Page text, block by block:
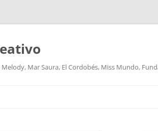
Mar Saura, El Cordobés, Miss Mundo,